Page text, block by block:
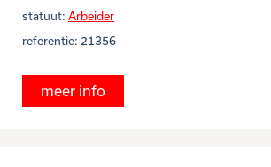
statuut: Arbeider
referentie: 21356
meer info